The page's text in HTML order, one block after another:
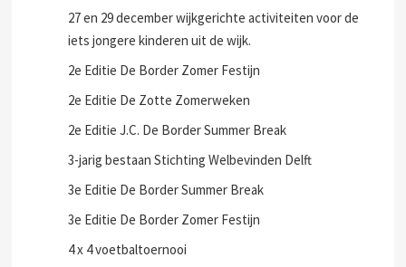
27 en 29 december wijkgerichte activiteiten voor de
iets jongere kinderen uit de wijk.
2e Editie De Border Zomer Festijn
2e Editie De Zotte Zomerweken
2e Editie J.C. De Border Summer Break
3-jarig bestaan Stichting Welbevinden Delft
3e Editie De Border Summer Break
3e Editie De Border Zomer Festijn
4 x 4 voetbaltoernooi